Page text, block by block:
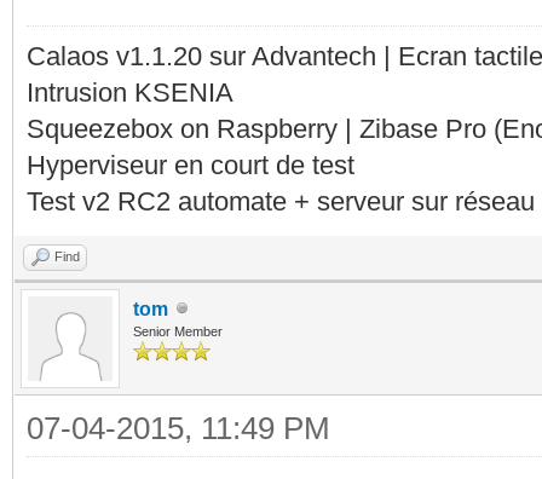
Calaos v1.1.20 sur Advantech | Ecran
Intrusion KSENIA
Squeezebox on Raspberry | Zibase Pro
Hyperviseur en court de test
Test v2 RC2 automate + serveur sur
Find
tom
Senior Member
07-04-2015, 11:49 PM